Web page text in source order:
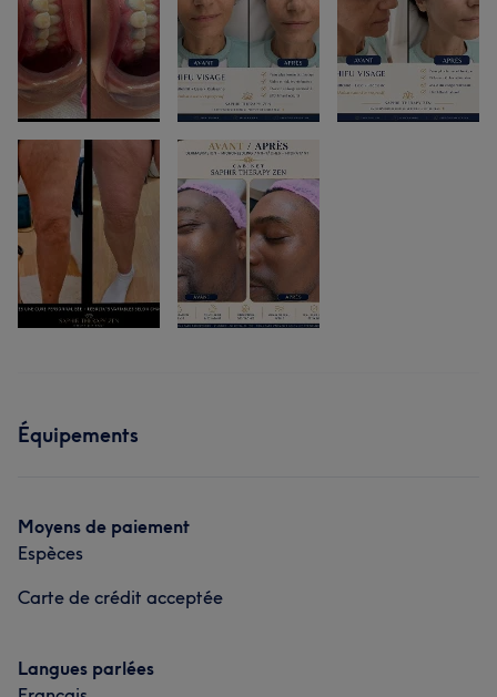
Équipements
Moyens de paiement
Espèces
Carte de crédit acceptée
Langues parlées